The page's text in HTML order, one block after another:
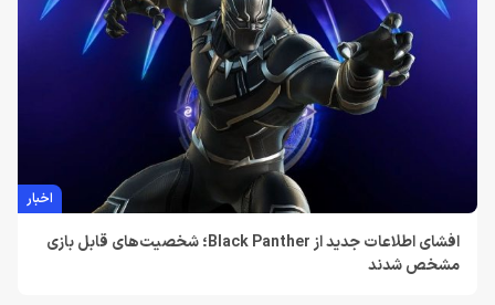
اخبار
افشای اطلاعات جدید از Black Panther؛ شخصیت‌های قابل‌ بازی
مشخص شدند